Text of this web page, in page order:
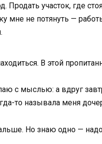
Продать участок, где
мне не потянуть —
В этой
с мыслью: а вдруг
то называла меня
Но знаю одно —